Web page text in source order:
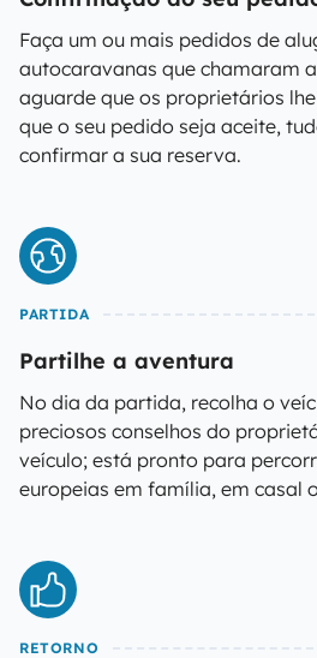
Faça um ou mais pedidos de
autocaravanas que chamaram
aguarde que os proprietários
que o seu pedido seja aceite,
confirmar a sua reserva.
PARTIDA
Partilhe a aventura
No dia da partida, recolha o
preciosos conselhos do
veículo; está pronto para
europeias em família, em casal
RETORNO